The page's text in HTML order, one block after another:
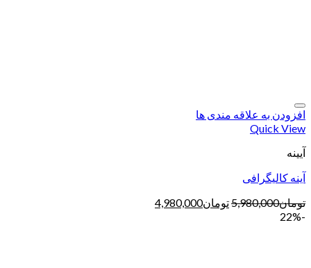
افزودن به علاقه مندی ها
Quick View
آیینه
آینه کالیگرافی
تومان5,980,000تومان4,980,000
-22%